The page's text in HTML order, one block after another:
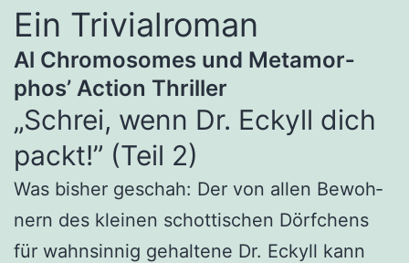
Ein Tri­vi­al­ro­man
Al Chro­mo­so­mes und Meta­mor­
phos’ Action Thriller
„Schrei, wenn Dr. Eckyll dich
packt!” (Teil 2)
Was bis­her geschah: Der von allen Bewoh­
nern des klei­nen schot­ti­schen Dörf­chens
für wahn­sin­nig gehal­te­ne Dr. Eckyll kann